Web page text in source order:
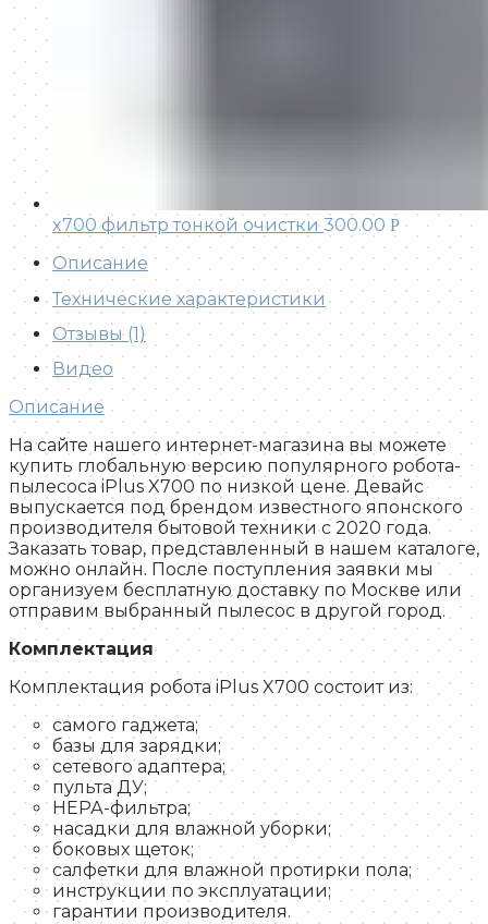
x700 фильтр тонкой очистки300.00 Р
Описание
Технические характеристики
Отзывы (1)
Видео
Описание
На сайте нашего интернет-магазина вы можете
купить глобальную версию популярного робота-
пылесоса iPlus X700 по низкой цене. Девайс
выпускается под брендом известного японского
производителя бытовой техники с 2020 года.
Заказать товар, представленный в нашем каталоге,
можно онлайн. После поступления заявки мы
организуем бесплатную доставку по Москве или
отправим выбранный пылесос в другой город.
Комплектация
Комплектация робота iPlus X700 состоит из:
самого гаджета;
базы для зарядки;
сетевого адаптера;
пульта ДУ;
НЕРА-фильтра;
насадки для влажной уборки;
боковых щеток;
салфетки для влажной протирки пола;
инструкции по эксплуатации;
гарантии производителя.